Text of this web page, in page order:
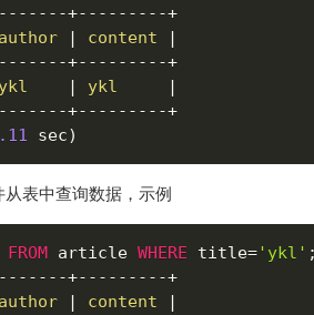
-- -- --+-- -- -- -- -+
author | content
|
-- -- --+-- -- -- -- -+
ykl | ykl
|
-- -- --+-- -- -- -- -+
sec)
表中查询数据，示例
FROM article WHERE title='ykl' ;
-- -- --+-- -- -- -- -+
author | content
|